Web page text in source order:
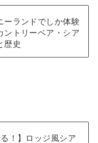
ーランドでしか体験
ントリーベア・シア
歴史
る！】ロッジ風シア